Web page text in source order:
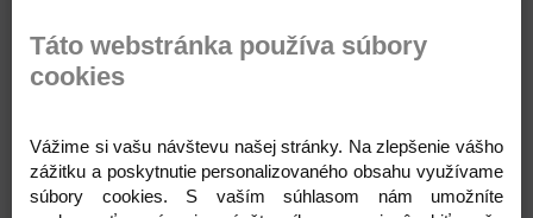
Skladom
Kód: 080808
Skladom
Kód: 080589
Táto webstránka používa súbory
cookies
Vážime si vašu návštevu našej stránky. Na zlepšenie vášho
zážitku a poskytnutie personalizovaného obsahu využívame
súbory cookies. S vaším súhlasom nám umožníte